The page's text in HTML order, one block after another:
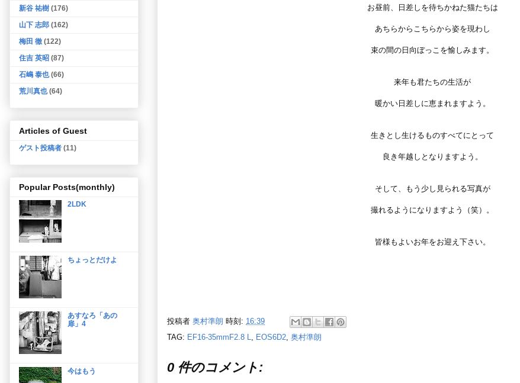
お昼前、日差しを待ちかねた猫たちは
あちらからこちらから姿を現わし
束の間の日向ぼっこを愉しみます。
来年も君たちの生活が
暖かい日差しに恵まれますよう。
生きとし生けるものすべてにとって
良き年越しとなりますよう。
そして、もう少し見られる写真が
撮れるようになりますよう（笑）。
皆様もよいお年をお迎え下さい。
投稿者 奥村準朗 時刻: 16:39
TAG: EF16-35mmF2.8 L, EOS6D2, 奥村準朗
0 件のコメント:
新谷 祐樹 (176)
山下 志郎 (162)
梅田 徹 (122)
住吉 英昭 (87)
石嶋 泰也 (66)
荒川真也 (64)
Articles of Guest
ゲスト投稿者 (11)
Popular Posts(monthly)
2LDK
ちょっとだけよ
あすなろ「あの
扉」4
今はもう